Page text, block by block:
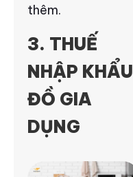
thêm.
3. THUẾ
NHẬP KHẨU
ĐỒ GIA
DỤNG